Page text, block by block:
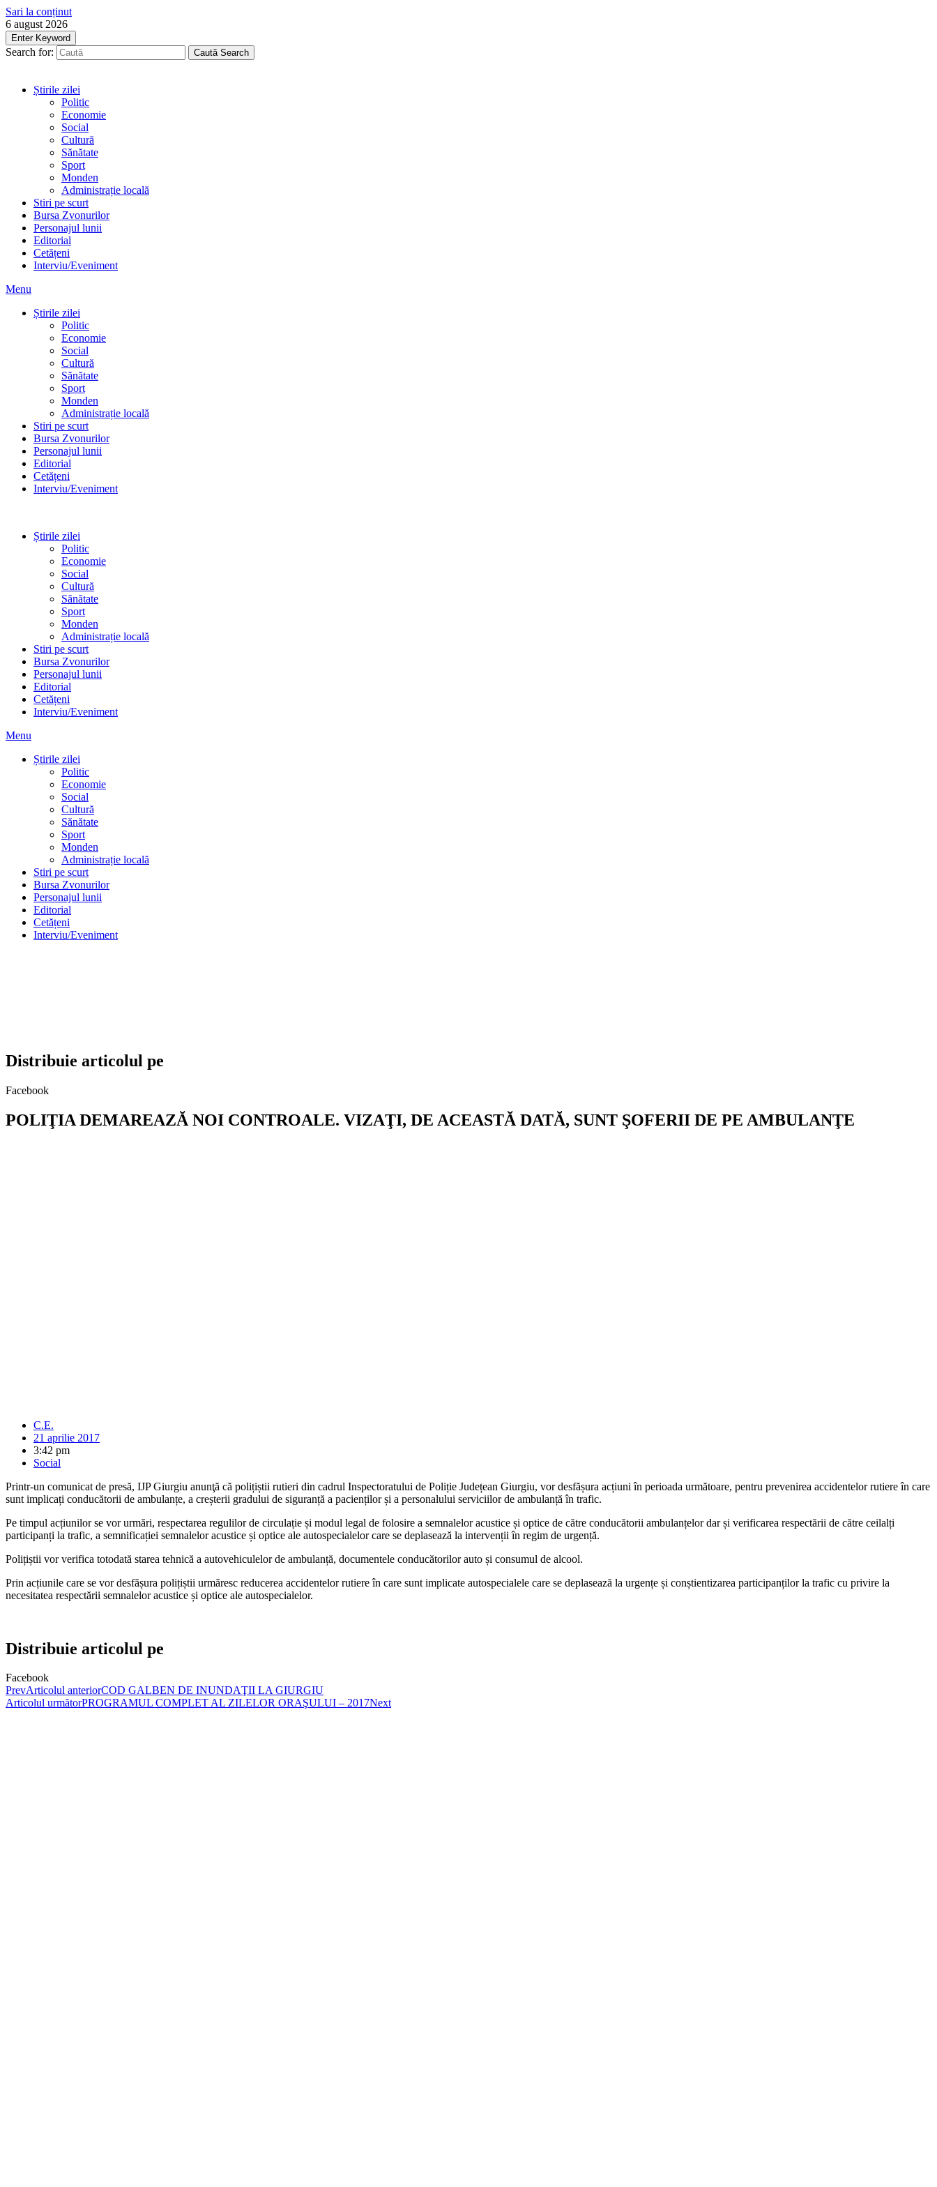
Sari la conținut
6 august 2026
Enter Keyword
Search for: Caută Search
Știrile zilei
Politic
Economie
Social
Cultură
Sănătate
Sport
Monden
Administrație locală
Stiri pe scurt
Bursa Zvonurilor
Personajul lunii
Editorial
Cetățeni
Interviu/Eveniment
Menu
Știrile zilei
Politic
Economie
Social
Cultură
Sănătate
Sport
Monden
Administrație locală
Stiri pe scurt
Bursa Zvonurilor
Personajul lunii
Editorial
Cetățeni
Interviu/Eveniment
Știrile zilei
Politic
Economie
Social
Cultură
Sănătate
Sport
Monden
Administrație locală
Stiri pe scurt
Bursa Zvonurilor
Personajul lunii
Editorial
Cetățeni
Interviu/Eveniment
Menu
Știrile zilei
Politic
Economie
Social
Cultură
Sănătate
Sport
Monden
Administrație locală
Stiri pe scurt
Bursa Zvonurilor
Personajul lunii
Editorial
Cetățeni
Interviu/Eveniment
Distribuie articolul pe
Facebook
POLIŢIA DEMAREAZĂ NOI CONTROALE. VIZAŢI, DE ACEASTĂ DATĂ, SUNT ŞOFERII DE PE AMBULANŢE
C.E.
21 aprilie 2017
3:42 pm
Social
Printr-un comunicat de presă, IJP Giurgiu anunţă că polițiștii rutieri din cadrul Inspectoratului de Poliție Județean Giurgiu, vor desfășura acțiuni în perioada următoare, pentru prevenirea accidentelor rutiere în care
sunt implicați conducătorii de ambulanțe, a creșterii gradului de siguranță a pacienților și a personalului serviciilor de ambulanță în trafic.
Pe timpul acțiunilor se vor urmări, respectarea regulilor de circulație și modul legal de folosire a semnalelor acustice și optice de către conducătorii ambulanțelor dar și verificarea respectării de către ceilalți
participanți la trafic, a semnificației semnalelor acustice și optice ale autospecialelor care se deplasează la intervenții în regim de urgență.
Polițiștii vor verifica totodată starea tehnică a autovehiculelor de ambulanță, documentele conducătorilor auto și consumul de alcool.
Prin acțiunile care se vor desfășura polițiștii urmăresc reducerea accidentelor rutiere în care sunt implicate autospecialele care se deplasează la urgențe și conștientizarea participanților la trafic cu privire la
necesitatea respectării semnalelor acustice și optice ale autospecialelor.
Distribuie articolul pe
Facebook
PrevArticolul anteriorCOD GALBEN DE INUNDAŢII LA GIURGIU
Articolul următorPROGRAMUL COMPLET AL ZILELOR ORAŞULUI – 2017Next